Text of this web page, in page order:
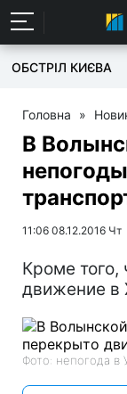
ОБСТРІЛ КИЄВА
Головна »
В
11:06 08.12.2016 Чт
Кроме того,
движение в
Фото: непогода в